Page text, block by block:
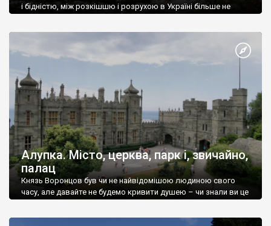
і бідністю, між розкішшю і розрухою в Україні більше не
Алупка. Місто, церква, парк і, звичайно,
палац
Князь Воронцов був чи не найвідомішою людиною свого
часу, але давайте не будемо кривити душею – чи знали ви це